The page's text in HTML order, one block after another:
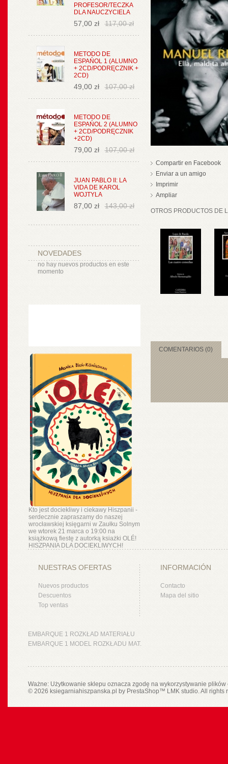
PROFESOR/TECZKA
DLA NAUCZYCIELA
57,00 zł 117,00 zł
METODO DE
ESPAŃOL 1 (ALUMNO
+ 2CD/PODRĘCZNIK +
2CD)
49,00 zł 107,00 zł
METODO DE
ESPAŃOL 2 (ALUMNO
+ 2CD/PODRĘCZNIK
+2CD)
79,00 zł 107,00 zł
JUAN PABLO II: LA
VIDA DE KAROL
WOJTYLA
87,00 zł 143,00 zł
NOVEDADES
no hay nuevos productos en este
momento
Kto jest dociekliwy i ciekawy Hiszpanii -
serdecznie zapraszamy do naszej
wrocławskiej księgarni w Zaułku Solnym
we wtorek 21 marca o 19:00 na
książkową fiestę z autorką ksiażki OLÉ!
HISZPANIA DLA DOCIEKLIWYCH!
Compartir en Facebook
Enviar a un amigo
Imprimir
Ampliar
OTROS PRODUCTOS DE
COMENTARIOS (0)
NUESTRAS OFERTAS
Nuevos productos
Descuentos
Top ventas
INFORMACIÓN
Contacto
Mapa del sitio
EMBARQUE 1 ROZKŁAD MATERIAŁU
EMBARQUE 1 MODEL ROZKŁADU MAT.
Ważne: Użytkowanie sklepu oznacza zgodę na wykorzystywanie
© 2026 ksiegarniahiszpanska.pl by PrestaShop™ LMK studio. All rights